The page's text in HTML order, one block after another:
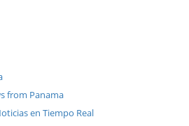
from Panama
en Tiempo Real